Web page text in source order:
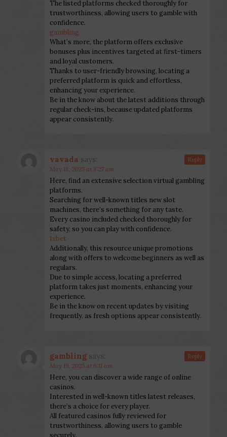
The listed platforms checked thoroughly for
trustworthiness, allowing users to gamble with
confidence.
gambling
What’s more, the platform offers exclusive
bonuses plus incentives targeted at first-timers
and loyal customers.
Thanks to user-friendly browsing, locating a
preferred platform is quick and effortless,
enhancing your experience.
Be in the know about the latest additions through
regular check-ins, because updated platforms
appear consistently.
vavada says:
May 18, 2025 at 8:27 am
Here, find an extensive selection virtual gambling
platforms.
Searching for well-known titles new slot
machines, there’s something for any taste.
Every casino included checked thoroughly for
safety, so you can play with confidence.
1xbet
Additionally, this resource unique promotions
along with offers to welcome beginners as well as
regulars.
Due to simple access, locating a preferred
platform takes just moments, enhancing your
experience.
Be in the know on recent updates by visiting
frequently, as fresh options appear consistently.
Reply
gambling says:
May 19, 2025 at 6:11 am
Here, you can discover a wide range of online
casinos.
Interested in well-known titles latest releases,
there’s a choice for every player.
All featured casinos fully reviewed for
trustworthiness, allowing users to gamble
securely.
Reply